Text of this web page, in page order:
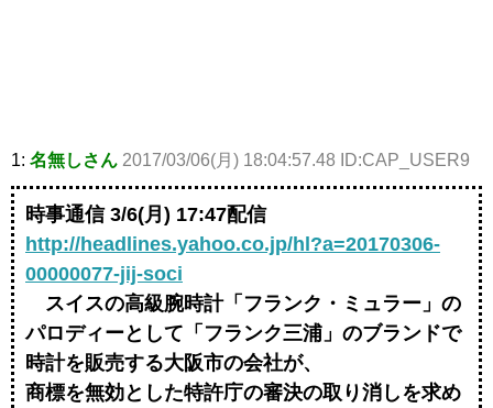
1: 名無しさん 2017/03/06(月) 18:04:57.48 ID:CAP_USER9
時事通信 3/6(月) 17:47配信
http://headlines.yahoo.co.jp/hl?a=20170306-
00000077-jij-soci
スイスの高級腕時計「フランク・ミュラー」の
パロディーとして「フランク三浦」のブランドで
時計を販売する大阪市の会社が、
商標を無効とした特許庁の審決の取り消しを求め